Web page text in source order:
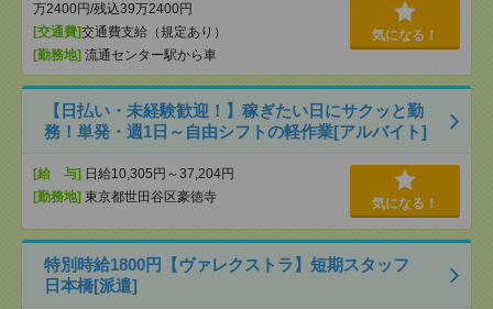
万2400円/残込39万2400円
[交通費]交通費支給（規定あり）
[勤務地] 流通センター駅から車
気になる！
【日払い・未経験歓迎！】稼ぎたい日にサクッと勤
務！単発・週1日～自由シフトの軽作業[アルバイト]
[給 与] 日給10,305円～37,204円
[勤務地] 東京都世田谷区豪徳寺 気になる！
特別時給1800円【ヴァレクストラ】短期スタッフ
日本橋[派遣]